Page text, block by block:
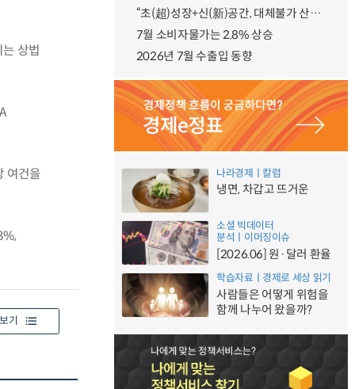
상법
여건을
기
“초(超)성장+신(新)공간, 대체불가 산업강국”
7월 소비자물가는 2.8% 상승
2026년 7월 수출입 동향
나라경제ㅣ칼럼
냉면, 차갑고 뜨거운
소셜 빅데이터
분석ㅣ이머징이슈
[2026.06] 원·달러 환율
학습자료ㅣ경제로 세상 읽기
사람들은 어떻게 위험을
함께 나누어 왔을까?